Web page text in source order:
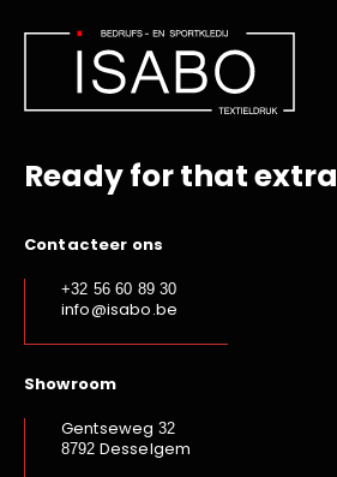
Ready for that extra
Contacteer ons
+32 56 60 89 30
info@isabo.be
Showroom
Gentseweg 32
8792 Desselgem